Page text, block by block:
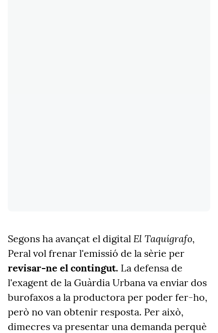
Segons ha avançat el digital El Taquígrafo,
Peral vol frenar l'emissió de la sèrie per
revisar-ne el contingut. La defensa de
l'exagent de la Guàrdia Urbana va enviar dos
burofaxos a la productora per poder fer-ho,
però no van obtenir resposta. Per això,
dimecres va presentar una demanda perquè